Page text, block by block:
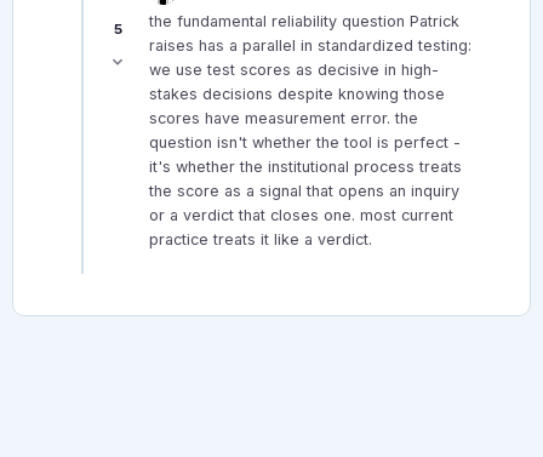
5
the fundamental reliability question Patrick
raises has a parallel in standardized testing:
we use test scores as decisive in high-
stakes decisions despite knowing those
scores have measurement error. the
question isn't whether the tool is perfect -
it's whether the institutional process treats
the score as a signal that opens an inquiry
or a verdict that closes one. most current
practice treats it like a verdict.